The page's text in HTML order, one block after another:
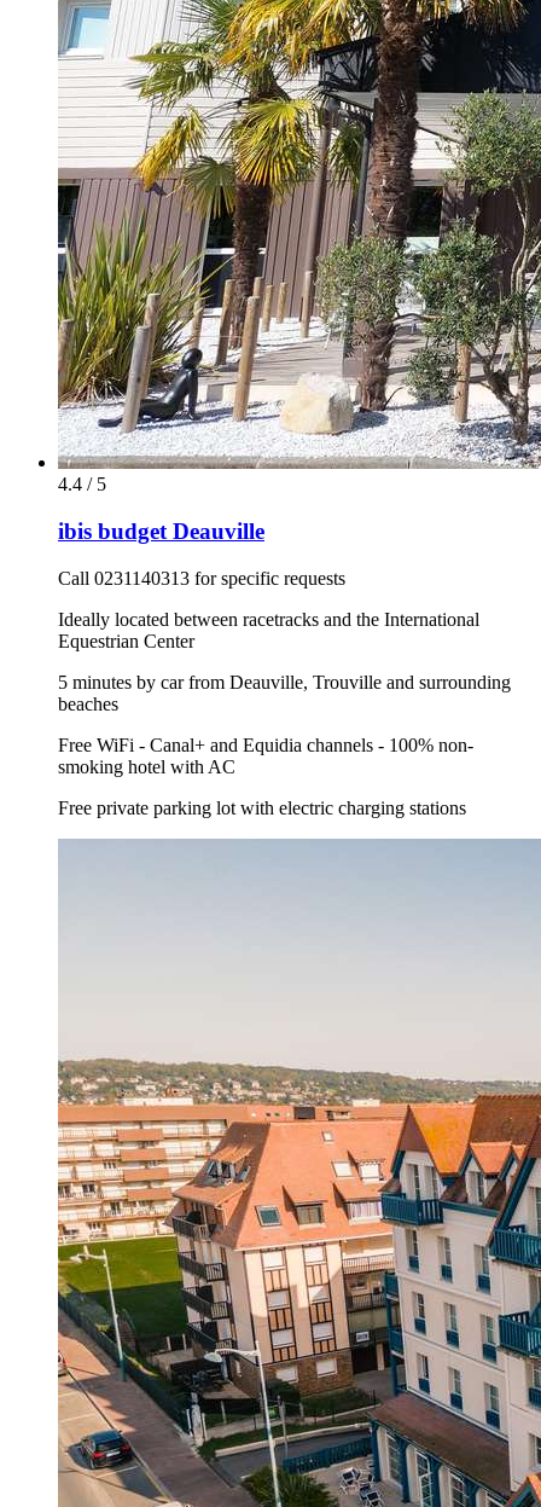
4.4 / 5
ibis budget Deauville
Call 0231140313 for specific requests
Ideally located between racetracks and the International
Equestrian Center
5 minutes by car from Deauville, Trouville and surrounding
beaches
Free WiFi - Canal+ and Equidia channels - 100% non-
smoking hotel with AC
Free private parking lot with electric charging stations